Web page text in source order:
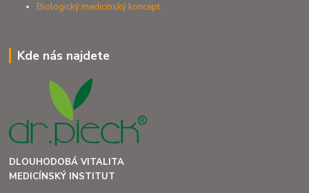
Biologický medicinský koncept
Kde nás najdete
DLOUHODOBÁ VITALITA
MEDICÍNSKÝ INSTITUT